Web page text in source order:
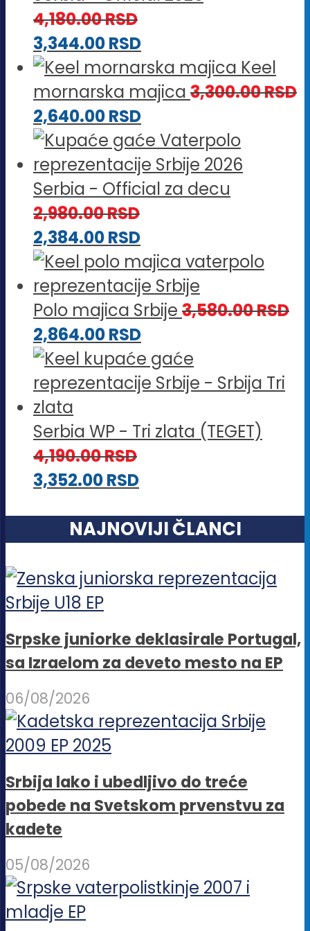
4,180.00RSD
3,344.00RSD
Keel
mornarska majica 3,300.00RSD
2,640.00RSD
Serbia - Official za decu
2,980.00RSD
2,384.00RSD
Polo majica Srbije 3,580.00RSD
2,864.00RSD
Serbia WP - Tri zlata (TEGET)
4,190.00RSD
3,352.00RSD
NAJNOVIJI ČLANCI
Srpske juniorke deklasirale Portugal,
sa Izraelom za deveto mesto na EP
06/08/2026
Srbija lako i ubedljivo do treće
pobede na Svetskom prvenstvu za
kadete
05/08/2026